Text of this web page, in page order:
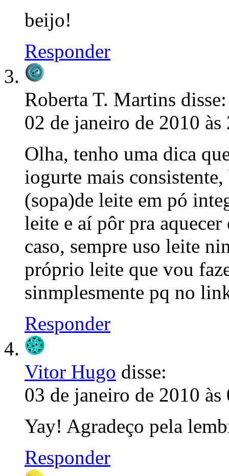
beijo!
Responder
Roberta T. Martins disse:
02 de janeiro de 2010 às
Olha, tenho uma dica
iogurte mais consistente,
(sopa)de leite em pó
leite e aí pôr pra
caso, sempre uso leite
próprio leite que vou
sinmplesmente pq no
Responder
Vitor Hugo disse:
03 de janeiro de 2010 às
Yay! Agradeço pela
Responder